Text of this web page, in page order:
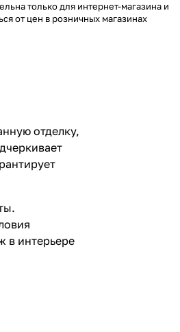
только для интернет-магазина и
от цен в розничных магазинах
отделку,
в интерьере